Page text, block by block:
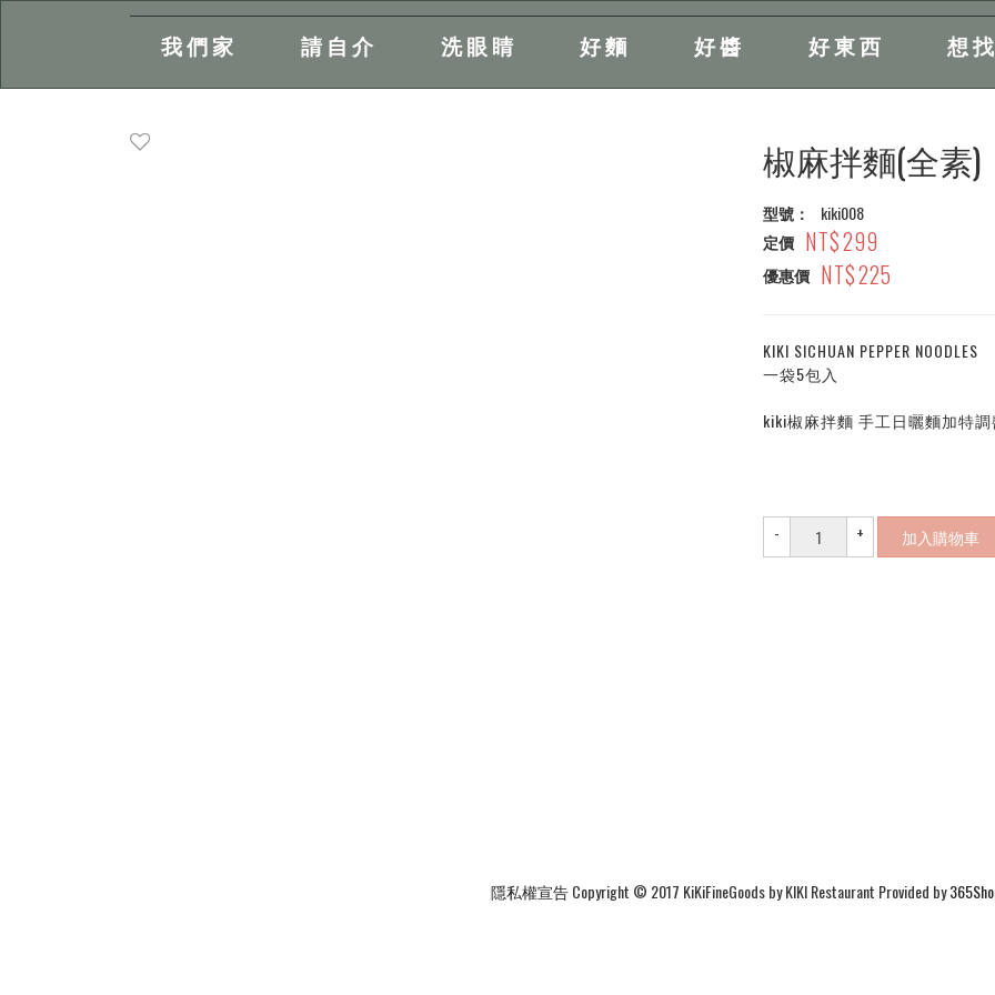
我們家 請自介 洗眼睛 好麵 好醬 好東西 想
椒麻拌麵(全素)
型號：
kiki008
定價
299
優惠價 225
KIKI SICHUAN PEPPER NOODLES
一袋5包入
kiki椒麻拌麵 手工日曬麵加特
- + 加入購物車
隱私權宣告Copyright © 2017 KiKiFineGoods by KIKI Restaurant Provided by